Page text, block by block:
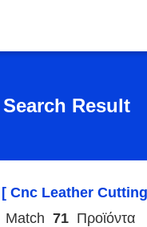
Search Result
[ Cnc Leather
Match 71 Προϊόντα